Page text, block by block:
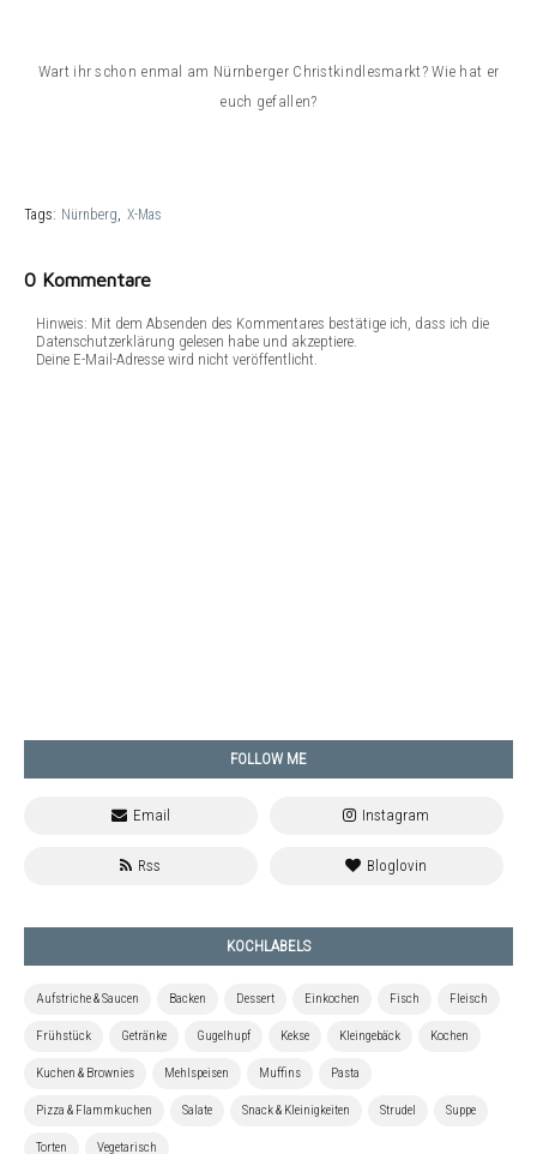
Wart ihr schon enmal am Nürnberger Christkindlesmarkt? Wie hat er
euch gefallen?
Tags: Nürnberg X-Mas
0 Kommentare
Hinweis: Mit dem Absenden des Kommentares bestätige ich, dass ich die
Datenschutzerklärung gelesen habe und akzeptiere.
Deine E-Mail-Adresse wird nicht veröffentlicht.
FOLLOW ME
KOCHLABELS
Aufstriche & Saucen Backen Dessert Einkochen Fisch Fleisch
Frühstück Getränke Gugelhupf Kekse Kleingebäck Kochen
Kuchen & Brownies Mehlspeisen Muffins Pasta
Pizza & Flammkuchen Salate Snack & Kleinigkeiten Strudel Suppe
Torten Vegetarisch